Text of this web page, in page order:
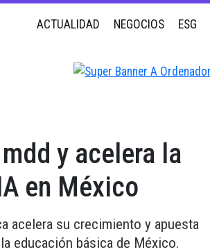
ACTUALIDAD NEGOCIOS ESG
y acelera la
en México
acelera su crecimiento y apuesta
educación básica de México.